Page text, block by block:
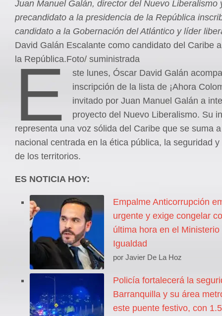
Juan Manuel Galán, director del Nuevo Liberalismo
precandidato a la presidencia de la República
candidato a la Gobernación del Atlántico y líder
David Galán Escalante como candidato del Caribe
la República.Foto/ suministrada
E
ste lunes, Óscar David Galán
inscripción de la lista de ¡Ahora
invitado por Juan Manuel Galán a
proyecto del Nuevo Liberalismo. Su
representa una voz sólida del Caribe que se suma
nacional centrada en la ética pública, la seguridad
de los territorios.
ES NOTICIA HOY:
Empalme Anticorrupción
urgente y exige congelar
última hora en el Ministerio
Igualdad
por Javier De La Hoz
Policía fortalecerá la
Barranquilla y su área
este puente festivo, con